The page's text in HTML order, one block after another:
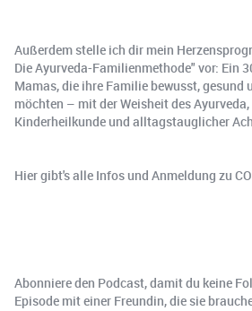
Außerdem stelle ich dir mein
Die Ayurveda-Familienmethode" vor: Ein
Mamas, die ihre Familie bewusst, gesund
möchten – mit der Weisheit des
Kinderheilkunde und alltagstauglicher
Hier gibt's alle Infos und Anmeldung zu
Abonniere den Podcast, damit du keine
Episode mit einer Freundin, die sie